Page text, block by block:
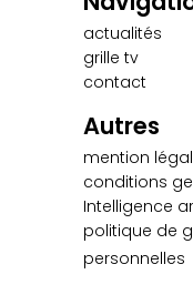
actualités
grille tv
contact
Autres
mention
conditions
Intelligence
politique de
personnelles